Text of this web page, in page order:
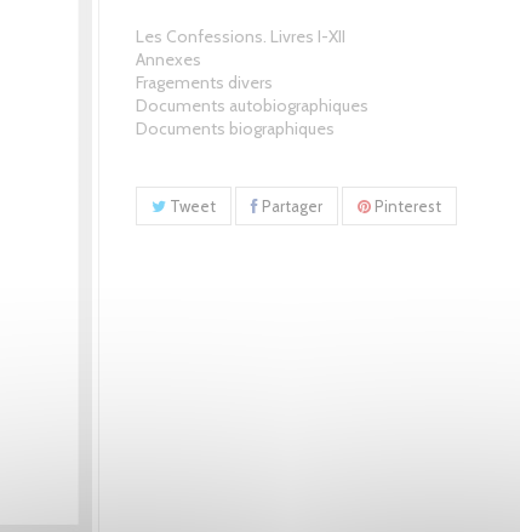
Les Confessions. Livres I-XII
Annexes
Fragements divers
Documents autobiographiques
Documents biographiques
Tweet Partager Pinterest